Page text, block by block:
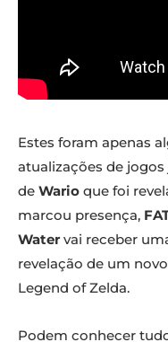
Estes foram apenas
atualizações de
de Wario que foi
marcou presença,
Water vai receber
revelação de um
Legend of Zelda.
Podem conhecer